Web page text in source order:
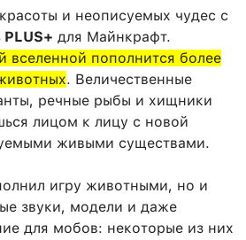
и неописуемых чудес с
для Майнкрафт.
вселенной пополнится более
. Величественные
речные рыбы и хищники
лицом к лицу с новой
живыми существами.
игру животными, но и
звуки, модели и даже
для мобов: некоторые из них